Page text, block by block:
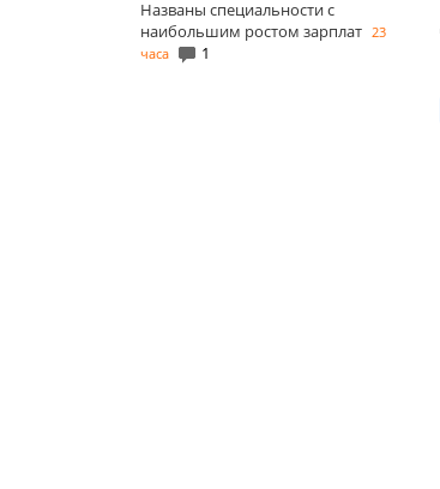
Названы специальности с
наибольшим ростом зарплат 23
часа
1